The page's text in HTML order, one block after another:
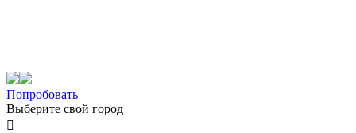
Попробовать
Выберите свой город
